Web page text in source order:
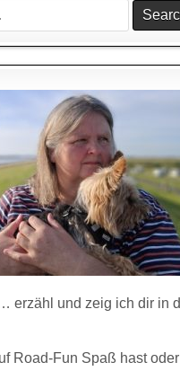
erzähl und zeig ich dir in
Road-Fun Spaß hast